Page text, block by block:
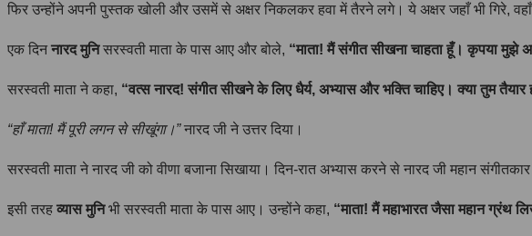
फिर उन्होंने अपनी पुस्तक खोली और उसमें से अक्षर निकलकर हवा में तैरने लगे। ये अक्षर जहाँ भी गिरे,
एक दिननारद मुनिसरस्वती माता के पास आए और बोले, “माता! मैं संगीत सीखना चाहता हूँ। कृपया मुझे
सरस्वती माता ने कहा, “वत्स नारद! संगीत सीखने के लिए धैर्य, अभ्यास और भक्ति चाहिए। क्या तुम तैयार
“हाँ माता! मैं पूरी लगन से सीखूंगा।”नारद जी ने उत्तर दिया।
सरस्वती माता ने नारद जी को वीणा बजाना सिखाया। दिन-रात अभ्यास करने से नारद जी महान
इसी तरह व्यास मुनिभी सरस्वती माता के पास आए। उन्होंने कहा, “माता! मैं महाभारत जैसा महान ग्रंथ